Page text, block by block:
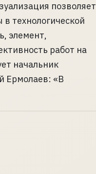
позволяет
технологической
элемент,
работ на
начальник
Ермолаев: «В